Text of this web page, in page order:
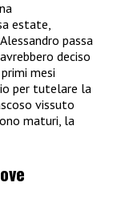
estate,
passa
deciso
mesi
per tutelare la
vissuto
maturi, la